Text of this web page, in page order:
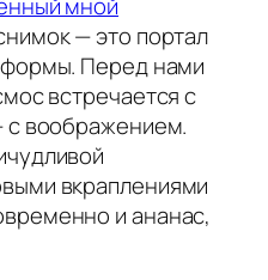
— это портал
Перед нами
встречается с
с воображением.
вкраплениями
и ананас,